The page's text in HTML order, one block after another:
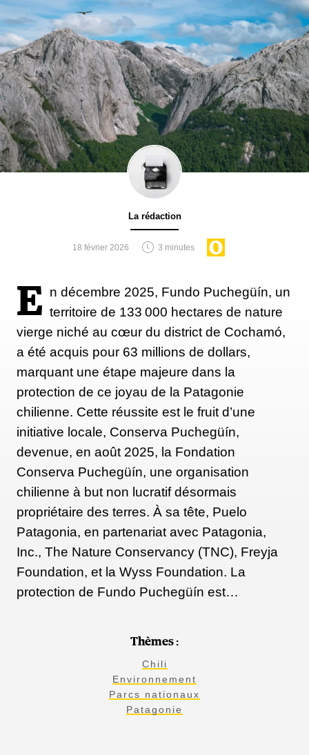
La rédaction
18 février 2026 3 minutes
E n décembre 2025, Fundo Puchegüín, un
territoire de 133 000 hectares de nature
vierge niché au cœur du district de Cochamó,
a été acquis pour 63 millions de dollars,
marquant une étape majeure dans la
protection de ce joyau de la Patagonie
chilienne. Cette réussite est le fruit d’une
initiative locale, Conserva Puchegüín,
devenue, en août 2025, la Fondation
Conserva Puchegüín, une organisation
chilienne à but non lucratif désormais
propriétaire des terres. À sa tête, Puelo
Patagonia, en partenariat avec Patagonia,
Inc., The Nature Conservancy (TNC), Freyja
Foundation, et la Wyss Foundation. La
protection de Fundo Puchegüín est…
Thèmes :
Chili
Environnement
Parcs nationaux
Patagonie